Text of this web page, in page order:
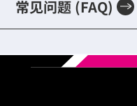
常见问题 (FAQ)